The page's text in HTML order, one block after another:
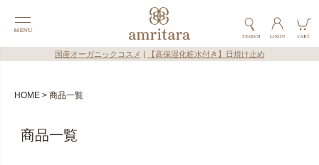
国産オーガニックコスメ 【高保湿化粧水付き】日焼け止め
HOME 商品一覧
商品一覧